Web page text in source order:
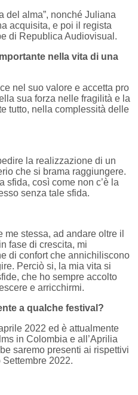
del alma”, nonché Juliana
acquisita, e poi il regista
di Republica Audiovisual.
nella vita di una
nel suo valore e accetta pro
sua forza nelle fragilità e la
tutto, nella complessità delle
la realizzazione di un
che si brama raggiungere.
sfida, così come non c’è la
senza tale sfida.
me stessa, ad andare oltre il
fase di crescita, mi
di confort che annichiliscono
Perciò si, la mia vita si
che ho sempre accolto
e arricchirmi.
a qualche festival?
2022 ed è attualmente
in Colombia e all’Aprilia
saremo presenti ai rispettivi
Settembre 2022.